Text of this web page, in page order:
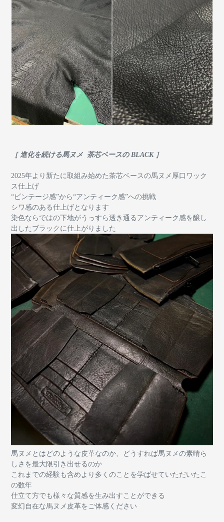
［ 進化を続ける馬ヌメ 茶芯ベースの BLACK ］
2025年より新たに取組み始めた茶芯ベースの馬ヌメ厚口ワック
ス仕上げ
“ビンテージ感”から“アンティーク感”への挑戦
シワ感のある仕上げとなります
染色ならではの下地がうっすら透き通るアンティーク感を醸し
出したブラックに仕上がりました
馬ヌメとはどのような皮革なのか、どうすれば馬ヌメの素晴ら
しさを最大限引き出せるのか
これまでの経験も含めより多くのことを学ばせていただいたこ
の数年
仕立て方でも様々な質感を生み出すことができる
変幻自在な馬ヌメ皮革をご体感ください